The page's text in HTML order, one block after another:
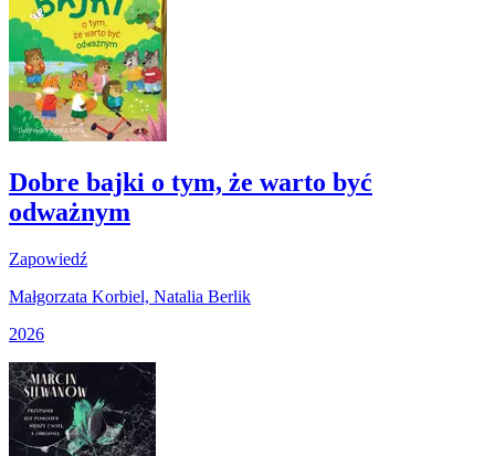
Dobre bajki o tym, że warto być
odważnym
Zapowiedź
Małgorzata Korbiel, Natalia Berlik
2026